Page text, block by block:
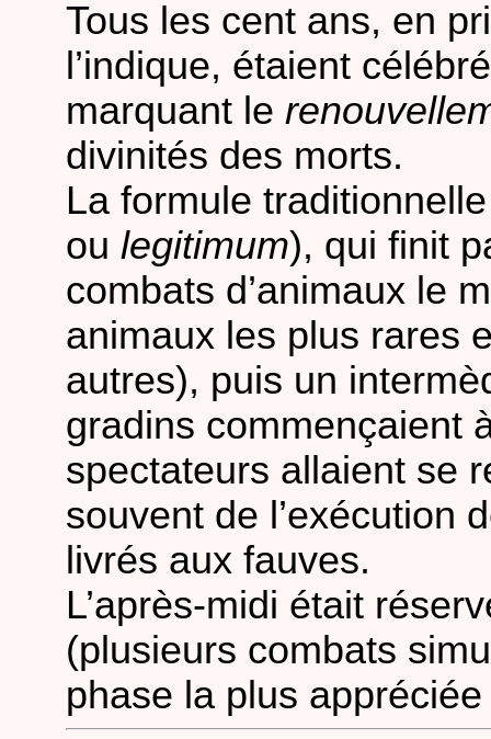
Tous les cent ans, en
l’indique, étaient
marquant le
divinités des morts.
La formule
ou legitimum), qui finit
combats d’animaux le
animaux les plus rares
autres), puis un
gradins commençaient
spectateurs allaient se
souvent de l’exécution
livrés aux fauves.
L’après-midi était
(plusieurs combats
phase la plus